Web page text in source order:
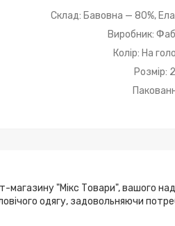
Склад: Бавовна — 80%,
Виробник:
Колір: На
Розмір:
магазину "Мікс Товари", вашого
одягу, задовольняючи